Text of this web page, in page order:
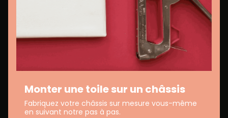
Monter une toile sur un châssis
Fabriquez votre châssis sur mesure vous-même
en suivant notre pas à pas.